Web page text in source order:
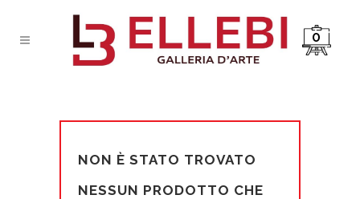
0
NON È STATO TROVATO
NESSUN PRODOTTO CHE